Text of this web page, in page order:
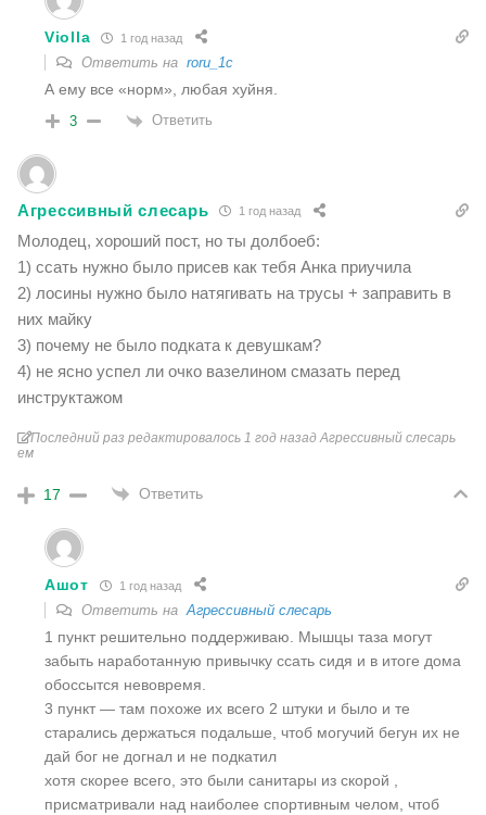
Violla 1 год назад
Ответить на roru_1c
А ему все «норм», любая хуйня.
3 Ответить
Агрессивный слесарь 1 год назад
Молодец, хороший пост, но ты долбоеб:
1) ссать нужно было присев как тебя Анка приучила
2) лосины нужно было натягивать на трусы + заправить в
них майку
3) почему не было подката к девушкам?
4) не ясно успел ли очко вазелином смазать перед
инструктажом
Последний раз редактировалось 1 год назад Агрессивный слесарь
ем
17 Ответить
Ашот 1 год назад
Ответить наАгрессивный слесарь
1 пункт решительно поддерживаю. Мышцы таза могут
забыть наработанную привычку ссать сидя и в итоге дома
обоссытся невовремя.
3 пункт — там похоже их всего 2 штуки и было и те
старались держаться подальше, чтоб могучий бегун их не
дай бог не догнал и не подкатил
хотя скорее всего, это были санитары из скорой ,
присматривали над наиболее спортивным челом, чтоб